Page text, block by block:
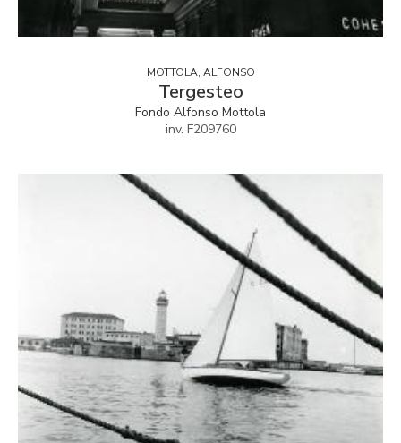
MOTTOLA, ALFONSO
Tergesteo
Fondo Alfonso Mottola
inv. F209760